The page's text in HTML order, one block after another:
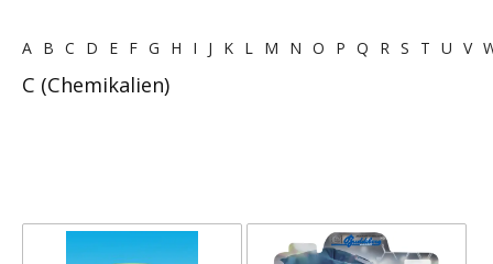
A B C D E F G H I J K L M N O P Q R S T U V
C (Chemikalien)